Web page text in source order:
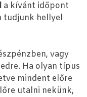
a kívánt időpont
tudjunk hellyel
vagy
Ha olyan típus
mindent előre
utalni nekünk,